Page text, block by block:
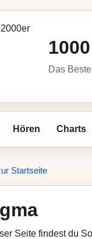
Das
Hören Charts
Startseite
Seite findest du